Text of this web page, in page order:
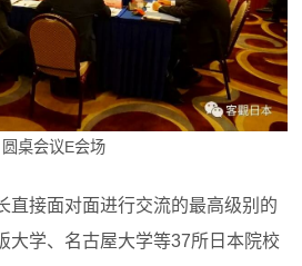
圆桌会议E会场
直接面对面进行交流的最高级别的
大学、名古屋大学等37所日本院校